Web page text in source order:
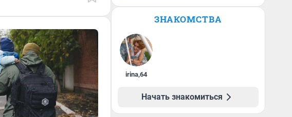
ЗНАКОМСТВА
irina,64
Начать знакомиться